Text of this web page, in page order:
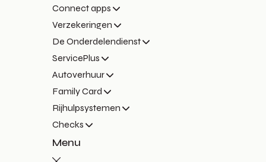
Connect apps
Verzekeringen
De Onderdelendienst
ServicePlus
Autoverhuur
Family Card
Rijhulpsystemen
Checks
Menu